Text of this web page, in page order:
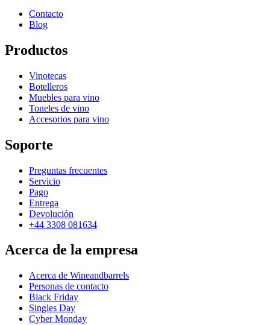
Contacto
Blog
Productos
Vinotecas
Botelleros
Muebles para vino
Toneles de vino
Accesorios para vino
Soporte
Preguntas frecuentes
Servicio
Pago
Entrega
Devolución
+44 3308 081634
Acerca de la empresa
Acerca de Wineandbarrels
Personas de contacto
Black Friday
Singles Day
Cyber Monday